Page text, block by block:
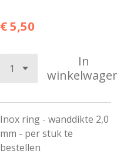
€ 5,50
In
Inox ring - wanddikte 2,0
mm - per stuk te
bestellen